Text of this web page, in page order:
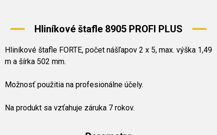
Hliníkové štafle 8905 PROFI PLUS
Hliníkové štafle FORTE, počet nášľapov 2 x 5, max. výška 1,49
m a šírka 502 mm.
Možnosť použitia na profesionálne účely.
Na produkt sa vzťahuje záruka 7 rokov.